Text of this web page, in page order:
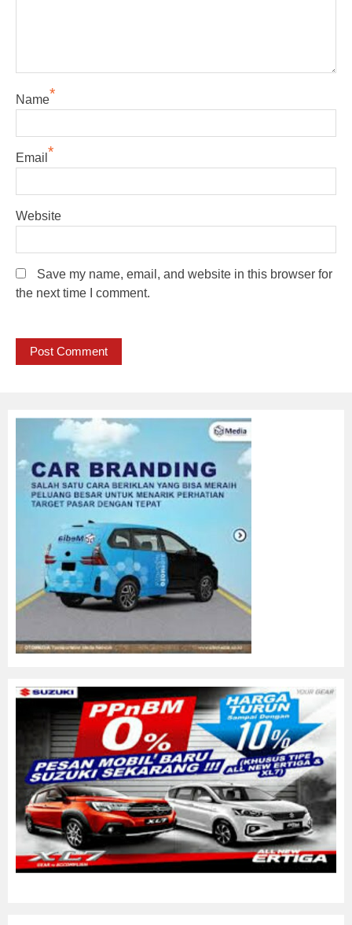
Name*
Email *
Website
Save my name, email, and website in this browser for
the next time I comment.